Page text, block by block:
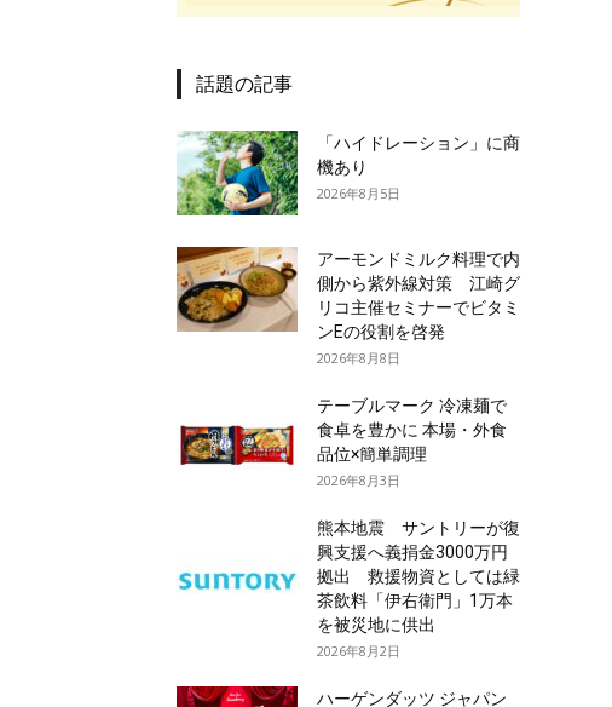
話題の記事
「ハイドレーション」に商
機あり
2026年8月5日
アーモンドミルク料理で内
側から紫外線対策 江崎グ
リコ主催セミナーでビタミ
ンEの役割を啓発
2026年8月8日
テーブルマーク 冷凍麺で
食卓を豊かに 本場・外食
品位×簡単調理
2026年8月3日
熊本地震 サントリーが復
興支援へ義捐金3000万円
拠出 救援物資としては緑
茶飲料「伊右衛門」1万本
を被災地に供出
2026年8月2日
ハーゲンダッツ ジャパン